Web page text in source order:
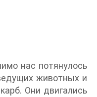
нас потянулось
животных и
Они двигались